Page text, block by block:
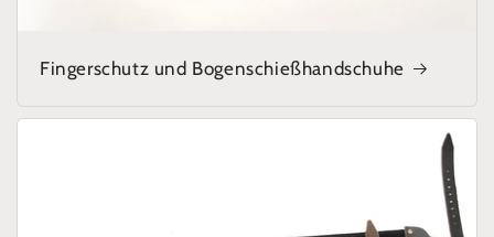
Fingerschutz und Bogenschießhandschuhe